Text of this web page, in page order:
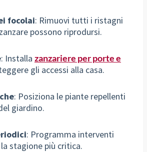
focolai: Rimuovi tutti i ristagni
possono riprodursi.
: Installa zanzariere per porte e
gli accessi alla casa.
: Posiziona le piante repellenti
giardino.
: Programma interventi
stagione più critica.